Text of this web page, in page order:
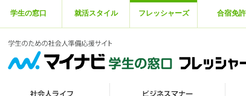
学生の窓口 就活スタイル フレッシャーズ 合宿免許